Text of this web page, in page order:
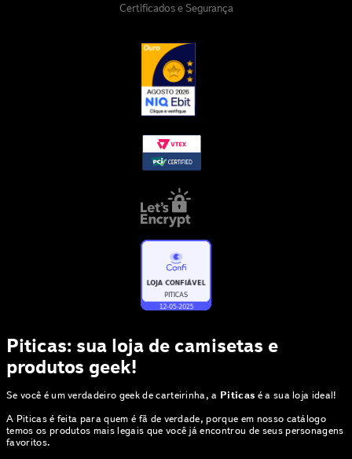
Certificados e Segurança
Piticas: sua loja de camisetas e
produtos geek!
Se você é um verdadeiro geek de carteirinha, a Piticas é a sua loja ideal!
A Piticas é feita para quem é fã de verdade, porque em nosso catálogo
temos os produtos mais legais que você já encontrou de seus personagens
favoritos.